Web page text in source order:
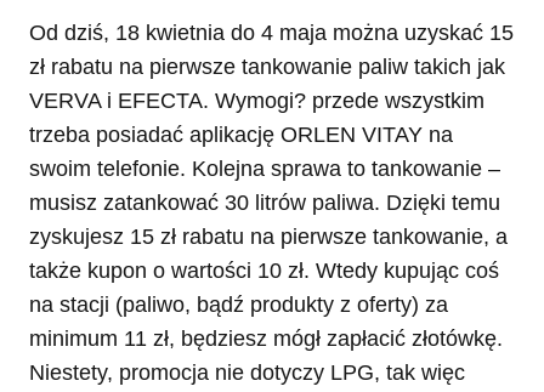
Od dziś, 18 kwietnia do 4 maja można uzyskać 15
zł rabatu na pierwsze tankowanie paliw takich jak
VERVA i EFECTA. Wymogi? przede wszystkim
trzeba posiadać aplikację ORLEN VITAY na
swoim telefonie. Kolejna sprawa to tankowanie –
musisz zatankować 30 litrów paliwa. Dzięki temu
zyskujesz 15 zł rabatu na pierwsze tankowanie, a
także kupon o wartości 10 zł. Wtedy kupując coś
na stacji (paliwo, bądź produkty z oferty) za
minimum 11 zł, będziesz mógł zapłacić złotówkę.
Niestety, promocja nie dotyczy LPG, tak więc